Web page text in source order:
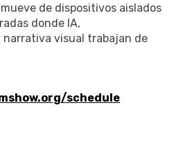
de dispositivos aislados
donde IA,
visual trabajan de
schedule